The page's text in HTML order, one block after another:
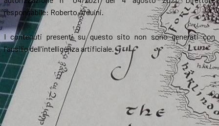
responsabile: Roberto Arduini.
I contenuti presenti su questo sito non sono generati con
l'ausilio dell'intelligenza artificiale.